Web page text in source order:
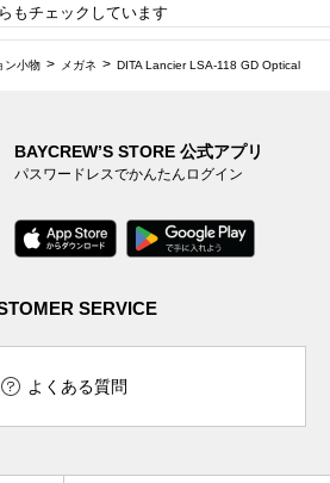
もチェックしています
ン小物 メガネ DITA Lancier LSA-118 GD Optical
BAYCREW’S STORE 公式アプリ
パスワードレスでかんたんログイン
SERVICE
よくある質問